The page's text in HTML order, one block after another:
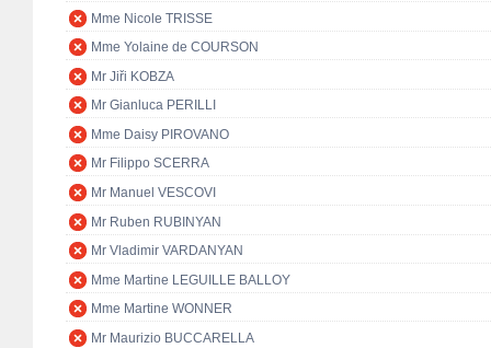
Mme Nicole TRISSE
Mme Yolaine de COURSON
Mr Jiři KOBZA
Mr Gianluca PERILLI
Mme Daisy PIROVANO
Mr Filippo SCERRA
Mr Manuel VESCOVI
Mr Ruben RUBINYAN
Mr Vladimir VARDANYAN
Mme Martine LEGUILLE BALLOY
Mme Martine WONNER
Mr Maurizio BUCCARELLA